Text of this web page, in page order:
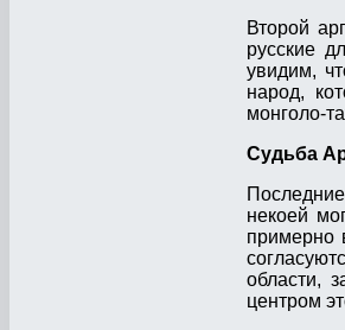
Второй
русские
увидим,
народ,
монголо-
Судьба
некоей
примерно
области,
центром